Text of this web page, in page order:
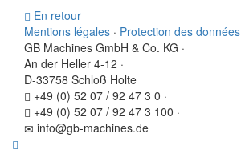
En retour
Mentions légales · Protection des données
GB Machines GmbH & Co. KG ·
An der Heller 4-12 ·
D-33758 Schloß Holte
+49 (0) 52 07 / 92 47 3 0 ·
+49 (0) 52 07 / 92 47 3 100 ·
info@gb-machines.de